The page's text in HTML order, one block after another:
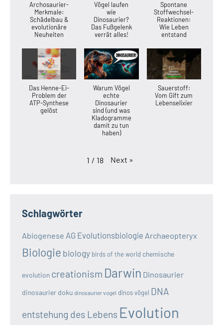
Archosaurier-
Merkmale:
Schädelbau &
evolutionäre
Neuheiten
Vögel laufen
wie
Dinosaurier?
Das Fußgelenk
verrät alles!
Spontane
Stoffwechsel-
Reaktionen:
Wie Leben
entstand
Das Henne-Ei-
Problem der
ATP-Synthese
gelöst
Warum Vögel
echte
Dinosaurier
sind (und was
Kladogramme
damit zu tun
haben)
Sauerstoff:
Vom Gift zum
Lebenselixier
1 / 18 Next »
Schlagwörter
Abiogenese AG Evolutionsbiologie Archaeopteryx
Biologie biology birds of the world chemische
evolution creationism Darwin Dinosaurier
dinosaurier doku dinosaurier vogel dinos vögel DNA
entstehung des Lebens Evolution